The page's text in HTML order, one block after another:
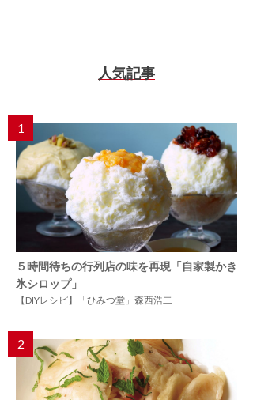
人気記事
1
５時間待ちの行列店の味を再現「自家製かき
氷シロップ」
【DIYレシピ】「ひみつ堂」森西浩二
2